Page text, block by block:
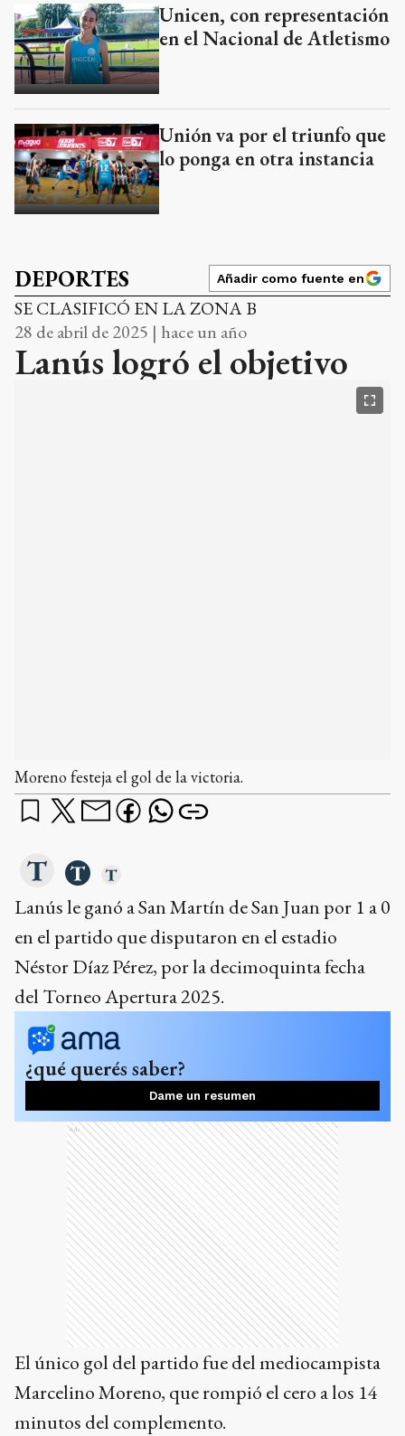
Unicen, con representación
en el Nacional de Atletismo
Unión va por el triunfo que
lo ponga en otra instancia
DEPORTES Añadir como fuente en
SE CLASIFICÓ EN LA ZONA B
28 de abril de 2025 | hace un año
Lanús logró el objetivo
Lanús le ganó a San Martín de San Juan por 1 a 0
Néstor Díaz Pérez, por la decimoquinta fecha
del Torneo Apertura 2025.
¿qué querés saber?
Dame un resumen
Ads
El único gol del partido fue del mediocampista
Marcelino Moreno, que rompió el cero a los 14
minutos del complemento.
Con el triunfo, el "Granate" subió a la sexta
ubicación de la zona B, con 20 puntos, mientras
que los dirigidos por Leandro Romagnoli se